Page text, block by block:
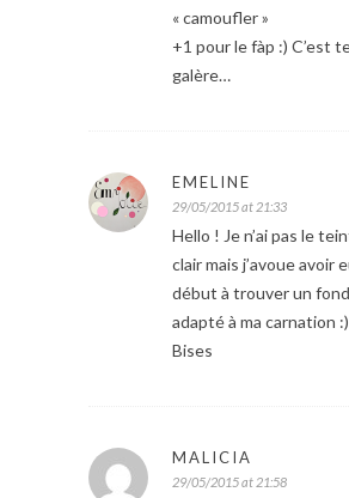
« camoufler »
+1 pour le fàp :) C’est
galère…
EMELINE
29/05/2015 at 21:33
Hello ! Je n’ai pas le
clair mais j’avoue avoir
début à trouver un
adapté à ma carnation :)
Bises
MALICIA
29/05/2015 at 21:58